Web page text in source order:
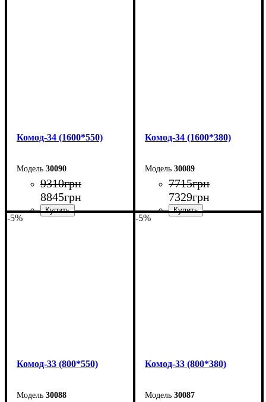
Комод-34 (1600*550)
30090
9310грн
8845грн
Комод-34 (1600*380)
30089
7715грн
7329грн
-5%
Комод-33 (800*550)
30088
-5%
Комод-33 (800*380)
30087